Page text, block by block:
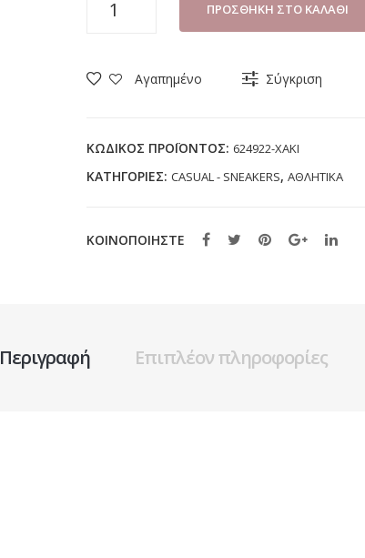
JOGGER
(24-
ΠΡΟΣΘΉΚΗ ΣΤΟ ΚΑΛΆΘΙ
Αγαπημένο Σύγκριση
ΚΩΔΙΚΌΣ ΠΡΟΪΌΝΤΟΣ: 624922-ΧΑΚΙ
ΚΑΤΗΓΟΡΊΕΣ: CASUAL - SNEAKERS, ΑΘΛΗΤΙΚΑ
ΚΟΙΝΟΠΟΙΗΣΤΕ
Περιγραφή Επιπλέον πληροφορίες